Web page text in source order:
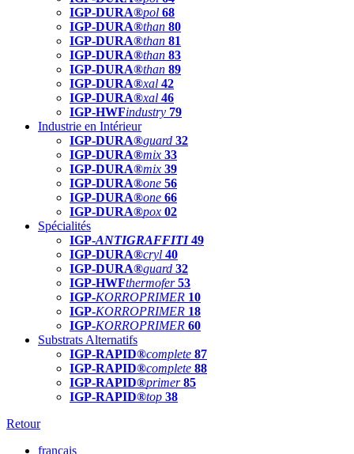
IGP-DURA®pol 68
IGP-DURA®than 80
IGP-DURA®than 81
IGP-DURA®than 83
IGP-DURA®than 89
IGP-DURA®xal 42
IGP-DURA®xal 46
IGP-HWFindustry 79
Industrie en Intérieur
IGP-DURA®guard 32
IGP-DURA®mix 33
IGP-DURA®mix 39
IGP-DURA®one 56
IGP-DURA®one 66
IGP-DURA®pox 02
Spécialités
IGP-ANTIGRAFFITI49
IGP-DURA®cryl 40
IGP-DURA®guard 32
IGP-HWFthermofer 53
IGP-KORROPRIMER 10
IGP-KORROPRIMER 18
IGP-KORROPRIMER 60
Substrats Alternatifs
IGP-RAPID®complete 87
IGP-RAPID®complete 88
IGP-RAPID®primer 85
IGP-RAPID®top 38
Retour
français